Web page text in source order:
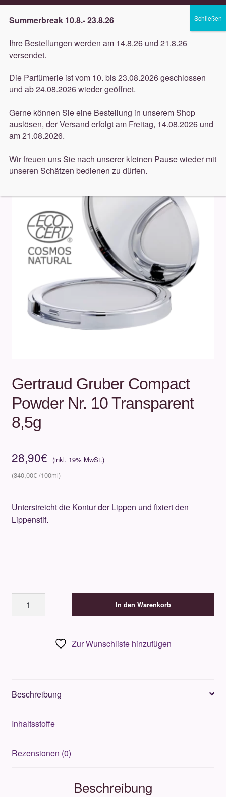
Lieferung innerhalb 3 Werktagen
Navigation
springen
Inhalt
springen
Düfte
öffnen
öffnen
Dekorative
Accessoires
öffnen
Neuigkeiten
Über uns
öffnen
Kontakt
Start Dekorative
Gertraud Gruber (Dekorative)
Gertraud Gruber Compact
Powder Nr. 10 Transparent
8,5g
28,90€
340,00€
Unterstreicht die Kontur der Lippen und fixiert den
Lippenstif.
Menge
In den Warenkorb
Zur Wunschliste hinzufügen
Beschreibung
Inhaltsstoffe
Rezensionen (0)
Beschreibung
Summerbreak 10.8.- 23.8.26
Ihre Bestellungen werden am 14.8.26 und 21.8.26
versendet.
Die Parfümerie ist vom 10. bis 23.08.2026 geschlossen
und ab 24.08.2026 wieder geöffnet.
Gerne können Sie eine Bestellung in unserem Shop
auslösen, der Versand erfolgt am Freitag, 14.08.2026 und
am 21.08.2026.
Wir freuen uns Sie nach unserer kleinen Pause wieder mit
unseren Schätzen bedienen zu dürfen.